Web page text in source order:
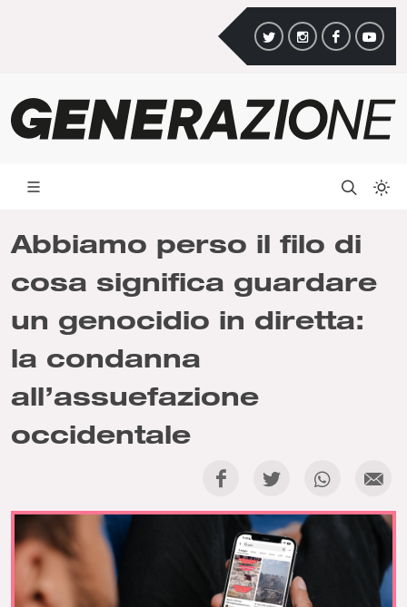
Abbiamo perso il filo di
cosa significa guardare
un genocidio in diretta:
la condanna
all’assuefazione
occidentale